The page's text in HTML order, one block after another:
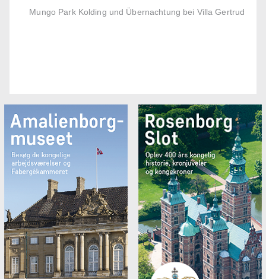
Mungo Park Kolding und Übernachtung bei Villa Gertrud